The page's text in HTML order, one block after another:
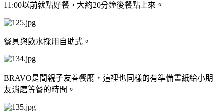
11:00以前就點好餐，大約20分鐘後餐點上來。
餐具與飲水採用自助式。
BRAVO是間親子友善餐廳，這裡也同樣的有準備畫紙給小朋
友消磨等餐的時間。